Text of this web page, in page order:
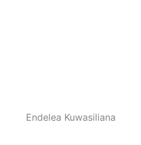
Endelea Kuwasiliana